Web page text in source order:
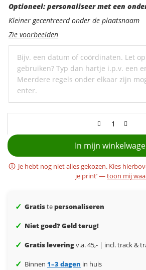
Optioneel:
personaliseer
met
een
ondertitel
Optioneel: personaliseer met een
Kleiner gecentreerd onder de plaatsnaam
Zie voorbeelden
In mijn
Je hebt nog niet alles gekozen. Kies
je print’ —toon mij
✓ Gratistepersonaliseren
✓ Niet goed? Geld terug!
✓ Gratis leveringv.a. 45,- | incl. track &
✓ Binnen 1–3 dagen in huis